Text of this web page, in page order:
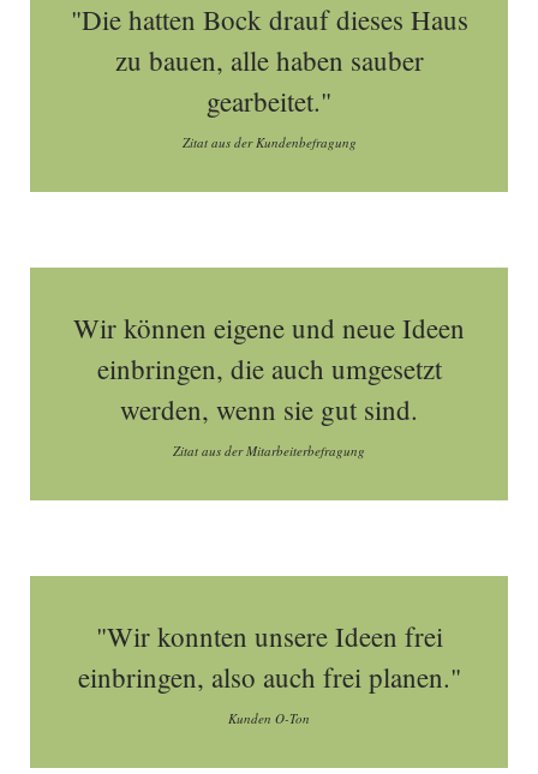
"Die hatten Bock drauf dieses Haus
zu bauen, alle haben sauber
gearbeitet."
Zitat aus der Kundenbefragung
Wir können eigene und neue Ideen
einbringen, die auch umgesetzt
werden, wenn sie gut sind.
Zitat aus der Mitarbeiterbefragung
"Wir konnten unsere Ideen frei
einbringen, also auch frei planen."
Kunden O-Ton